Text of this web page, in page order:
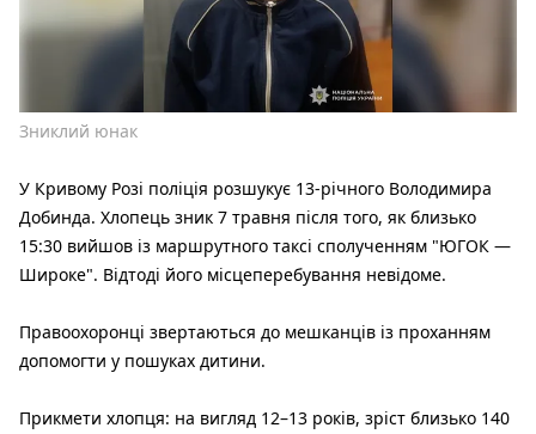
Зниклий юнак
У Кривому Розі поліція розшукує 13-річного Володимира
Добинда. Хлопець зник 7 травня після того, як близько
15:30 вийшов із маршрутного таксі сполученням "ЮГОК —
Широке". Відтоді його місцеперебування невідоме.
Правоохоронці звертаються до мешканців із проханням
допомогти у пошуках дитини.
Прикмети хлопця: на вигляд 12–13 років, зріст близько 140